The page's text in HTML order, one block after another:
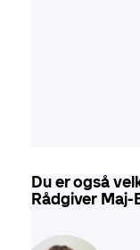
Du er også
Rådgiver